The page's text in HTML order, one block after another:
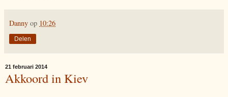
Danny op 10:26
Delen
21 februari 2014
Akkoord in Kiev